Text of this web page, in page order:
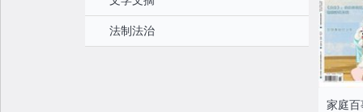
法制法治
家庭百